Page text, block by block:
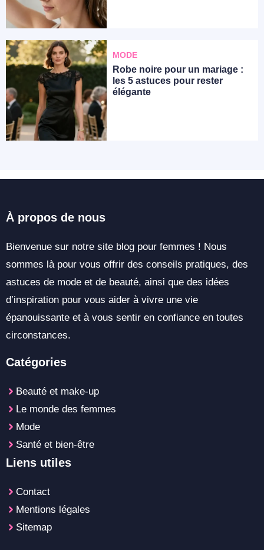
MODE
Robe noire pour un mariage :
les 5 astuces pour rester
élégante
À propos de nous
Bienvenue sur notre site blog pour femmes ! Nous
sommes là pour vous offrir des conseils pratiques, des
astuces de mode et de beauté, ainsi que des idées
d’inspiration pour vous aider à vivre une vie
épanouissante et à vous sentir en confiance en toutes
circonstances.
Catégories
Beauté et make-up
Le monde des femmes
Mode
Santé et bien-être
Liens utiles
Contact
Mentions légales
Sitemap